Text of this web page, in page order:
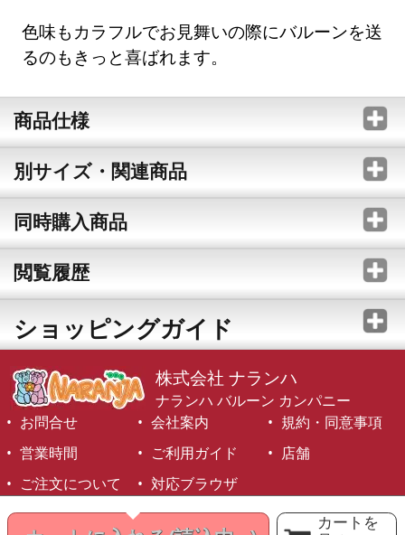
カートを
色味もカラフルでお見舞いの際にバルーンを送
るのもきっと喜ばれます。
商品仕様
別サイズ・関連商品
同時購入商品
閲覧履歴
ショッピングガイド
株式会社 ナランハ
ナランハ バルーン カンパニー
お問合せ
会社案内
規約・同意事項
営業時間
ご利用ガイド
店舗
ご注文について
対応ブラウザ
©1999-2026 NARANJA Inc. All Rights Reserved.